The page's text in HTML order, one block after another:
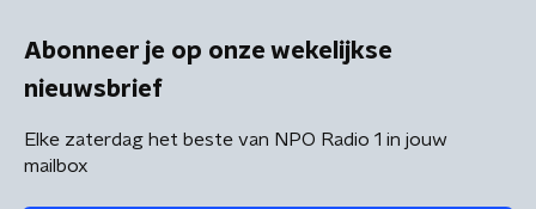
Abonneer je op onze wekelijkse
nieuwsbrief
Elke zaterdag het beste van NPO Radio 1 in jouw
mailbox